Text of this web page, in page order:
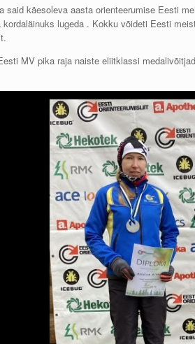
said käesoleva aasta orienteerumise Eesti
kordaläinuks lugeda . Kokku võideti Eesti
MV pika raja naiste eliitklassi